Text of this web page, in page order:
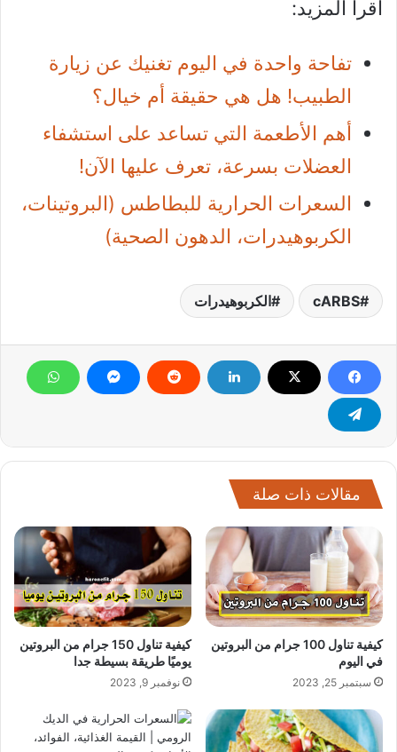
اقرأ المزيد:
تفاحة واحدة في اليوم تغنيك عن زيارة
الطبيب! هل هي حقيقة أم خيال؟
أهم الأطعمة التي تساعد على استشفاء
العضلات بسرعة، تعرف عليها الآن!
السعرات الحرارية للبطاطس (البروتينات،
الكربوهيدرات، الدهون الصحية)
cARBS الكربوهيدرات
مقالات ذات صلة
كيفية تناول 100 جرام من البروتين
في اليوم
سبتمبر 25, 2023
كيفية تناول 150 جرام من البروتين
يوميًا طريقة بسيطة جدا
نوفمبر 9, 2023